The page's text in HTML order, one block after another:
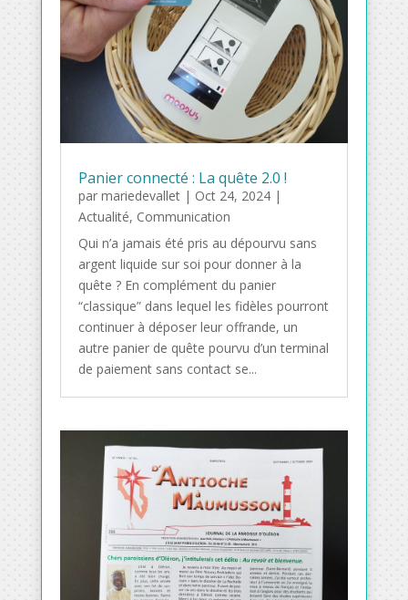
Panier connecté : La quête 2.0 !
par mariedevallet| Oct 24, 2024|
Actualité, Communication
Qui n’a jamais été pris au dépourvu sans
argent liquide sur soi pour donner à la
quête ? En complément du panier
“classique” dans lequel les fidèles pourront
continuer à déposer leur offrande, un
autre panier de quête pourvu d’un terminal
de paiement sans contact se...